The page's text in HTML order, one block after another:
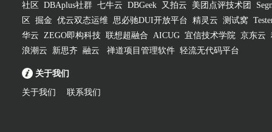
社区
DBAplus社群 七牛云 DBGeek 又拍云 美团点评技术团
区
掘金 优云双态运维 思必驰DUI开放平台 精灵云 测试窝
华云 ZEGO即构科技 联想超融合 AICUG 宜信技术学院 京东云
浪潮云
新思齐 融云 禅道项目管理软件 轻流无代码平台
关于我们
关于我们 联系我们